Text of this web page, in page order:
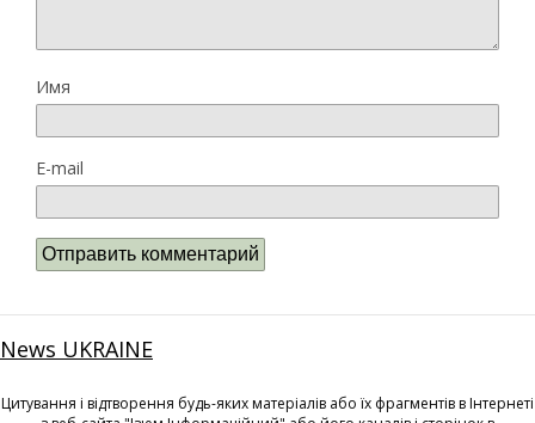
Имя
E-mail
News UKRAINE
Цитування і відтворення будь-яких матеріалів або їх фрагментів в Інтернеті